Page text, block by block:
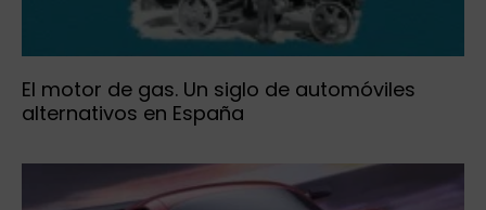
El motor de gas. Un siglo de automóviles
alternativos en España